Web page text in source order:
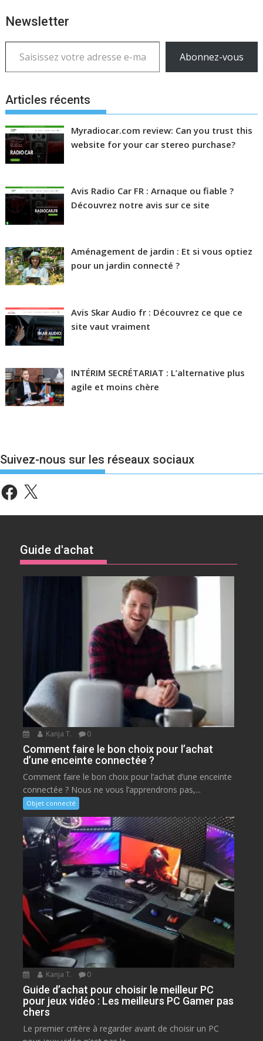
Newsletter
Saisissez votre adresse e-mail…
Abonnez-vous
Articles récents
Myradiocar.com review: Can you trust this
website for your car stereo purchase?
Avis Radio Car FR : Arnaque ou fiable ?
Découvrez notre avis sur ce site
Aménagement de jardin : Et si vous optiez
pour un jardin connecté ?
Avis Skar Audio fr : Découvrez ce que ce
site vaut vraiment
INTÉRIM SECRÉTARIAT : L’alternative plus
agile et moins chère
Suivez-nous sur les réseaux sociaux
Facebook
X
Guide d'achat
Kanja T. 0
Comment faire le bon choix pour l’achat
d’une enceinte connectée ?
Comment faire le bon choix pour l’achat d’une enceinte
connectée ? Nous ne vous l’apprendrons pas,...
Objet connecté
Kanja T. 0
Guide d’achat pour choisir le meilleur PC
pour jeux vidéo : Les meilleurs PC Gamer pas
chers
Le premier critère à regarder avant de choisir un PC